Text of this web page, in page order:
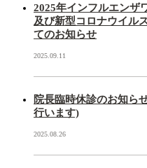
2025年インフルエンザ
及び新型コロナウイル
てのお知らせ
2025.09.11
院長臨時休診のお知ら
行います)
2025.08.26